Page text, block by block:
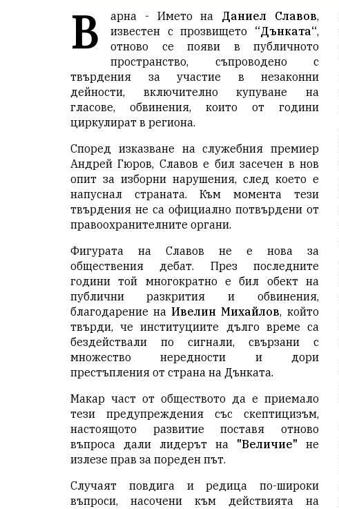
В арна - Името на Даниел Славов,
известен с прозвището “Дънката“,
отново се появи в публичното
пространство, съпроводено с
твърдения за участие в незаконни
дейности, включително купуване на
гласове, обвинения, които от години
циркулират в региона.
Според изказване на служебния премиер
Андрей Гюров, Славов е бил засечен в нов
опит за изборни нарушения, след което е
напуснал страната. Към момента тези
твърдения не са официално потвърдени от
правоохранителните органи.
Фигурата на Славов не е нова за
обществения дебат. През последните
години той многократно е бил обект на
публични разкрития и обвинения,
благодарение на Ивелин Михайлов, който
твърди, че институциите дълго време са
бездействали по сигнали, свързани с
множество нередности и дори
престъпления от страна на Дънката.
Макар част от обществото да е приемало
тези предупреждения със скептицизъм,
настоящото развитие поставя отново
въпроса дали лидерът на "Величие" не
излезе прав за пореден път.
Случаят повдига и редица по-широки
въпроси, насочени към действията на